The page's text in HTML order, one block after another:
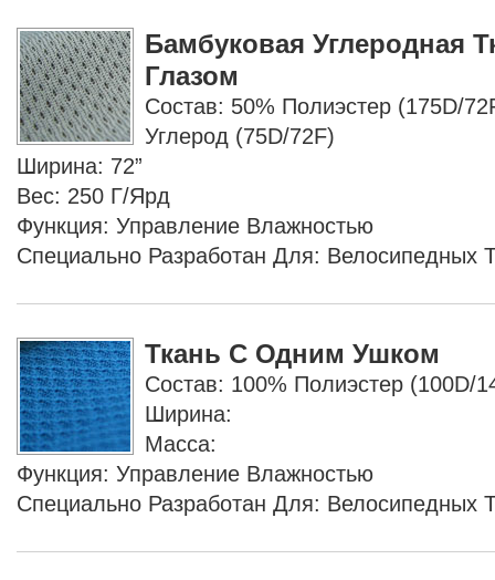
Бамбуковая Углеродная
Глазом
Состав: 50% Полиэстер (175D/
Углерод (75D/72F)
Ширина: 72”
Вес: 250 Г/ярд
Функция: Управление Влажностью
Специально Разработан Для: Велосипедных
Ткань С Одним Ушком
Состав: 100% Полиэстер (100D/
Ширина:
Масса:
Функция: Управление Влажностью
Специально Разработан Для: Велосипедных